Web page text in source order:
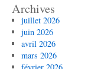
Archives
juillet 2026
juin 2026
avril 2026
mars 2026